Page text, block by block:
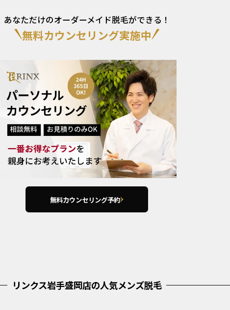
あなただけのオーダーメイド脱毛ができる！
無料カウンセリング実施中
無料カウンセリング予約
リンクス岩手盛岡店の人気メンズ脱毛